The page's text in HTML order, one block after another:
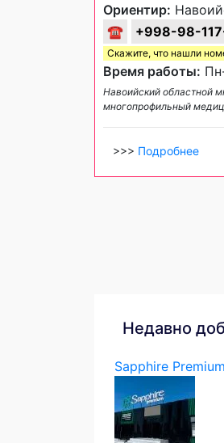
Ориентир:
☎
+998-98-
Скажите, что нашли
Время работы:
Навоийский областной
многопрофильный
>>> Подробнее
Недавно
Sapphire Premium